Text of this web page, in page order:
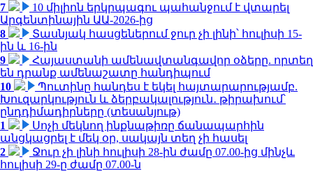
7
10 միլիոն երկրպագու պահանջում է վտարել
Արգենտինային ԱԱ-2026-ից
8
Տասնյակ հասցեներում ջուր չի լինի՝ հուլիսի 15-
ին և 16-ին
9
Հայաստանի ամենավտանգավոր օձերը. որտեղ
են դրանք ամենաշատը հանդիպում
10
Պուտինը հանդես է եկել հայտարարությամբ.
Խուզարկություն և ձերբակալություն․ թիրախում՝
ընդդիմադիրները (տեսանյութ)
1
Սոչի մեկնող ինքնաթիռը ճանապարհին
անցկացրել է մեկ օր, սակայն տեղ չի հասել
2
Ջուր չի լինի հուլիսի 28-ին ժամը 07.00-ից մինչև
հուլիսի 29-ը ժամը 07.00-ն